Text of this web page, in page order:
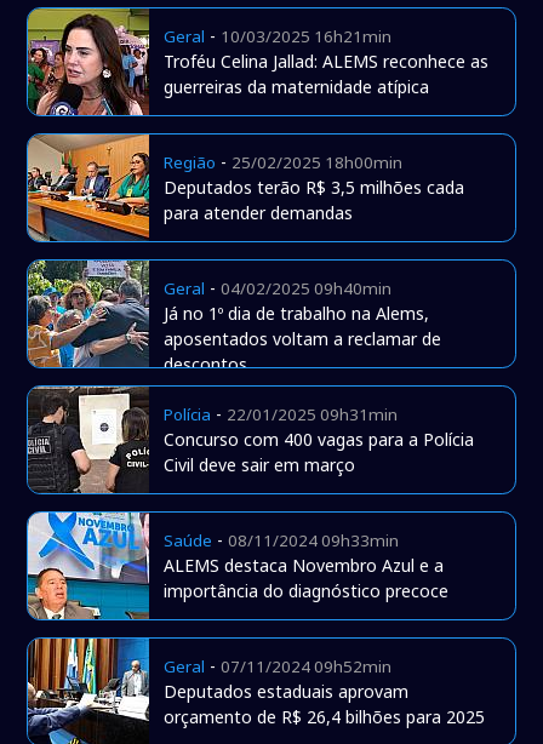
Geral - 10/03/2025 16h21min
Troféu Celina Jallad: ALEMS reconhece as
guerreiras da maternidade atípica
Região - 25/02/2025 18h00min
Deputados terão R$ 3,5 milhões cada
para atender demandas
Geral -04/02/2025 09h40min
Já no 1º dia de trabalho na Alems,
aposentados voltam a reclamar de
descontos
Polícia - 22/01/2025 09h31min
Concurso com 400 vagas para a Polícia
Civil deve sair em março
Saúde -08/11/2024 09h33min
ALEMS destaca Novembro Azul e a
importância do diagnóstico precoce
Geral -07/11/2024 09h52min
Deputados estaduais aprovam
orçamento de R$ 26,4 bilhões para 2025